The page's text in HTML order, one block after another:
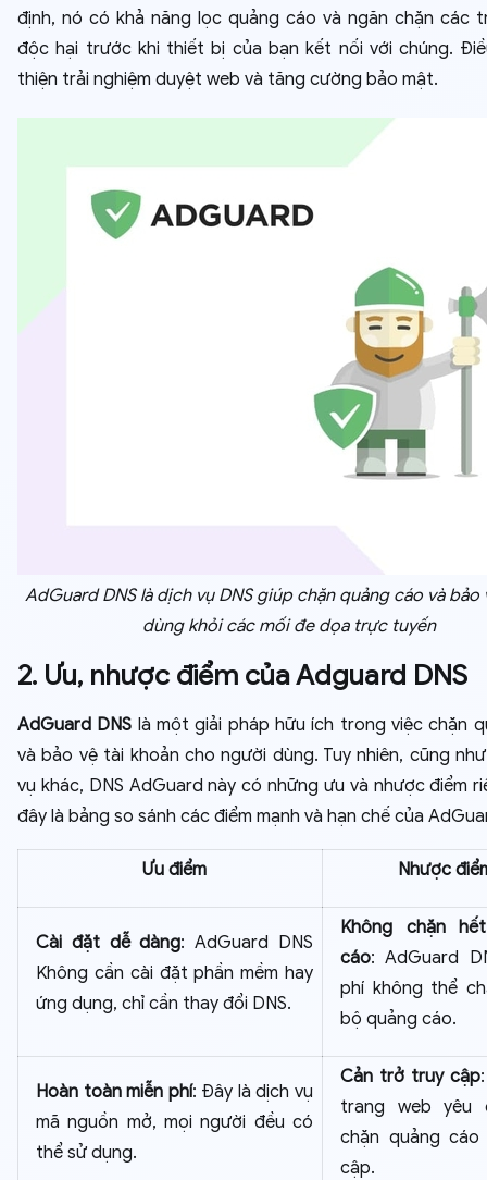
định, nó có khả năng lọc quảng cáo và ngăn chặn các
độc hại trước khi thiết bị của bạn kết nối với chúng.
thiện trải nghiệm duyệt web và tăng cường bảo mật.
AdGuard DNS là dịch vụ DNS giúp chặn quảng cáo và
dùng khỏi các mối đe dọa trực tuyến
2. Ưu, nhược điểm của Adguard DNS
AdGuard DNS là một giải pháp hữu ích trong việc chặn
và bảo vệ tài khoản cho người dùng. Tuy nhiên, cũng
vụ khác, DNS AdGuard này có những ưu và nhược điểm
đây là bảng so sánh các điểm mạnh và hạn chế của
Ưu điểm Nhược
Cài đặt dễ dàng: AdGuard DNS
Không cần cài đặt phần mềm hay
ứng dụng, chỉ cần thay đổi DNS.
Không chặn
cáo: AdGuard
phí không thể
bộ quảng cáo.
Hoàn toàn miễn phí: Đây là dịch vụ
mã nguồn mở, mọi người đều có
thể sử dụng.
Cản trở truy cập
trang web yêu
chặn quảng
cập.